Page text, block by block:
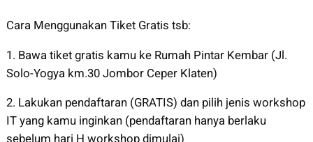
Cara Menggunakan Tiket Gratis tsb:
1. Bawa tiket gratis kamu ke Rumah Pintar Kembar (Jl.
Solo-Yogya km.30 Jombor Ceper Klaten)
2. Lakukan pendaftaran (GRATIS) dan pilih jenis workshop
IT yang kamu inginkan (pendaftaran hanya berlaku